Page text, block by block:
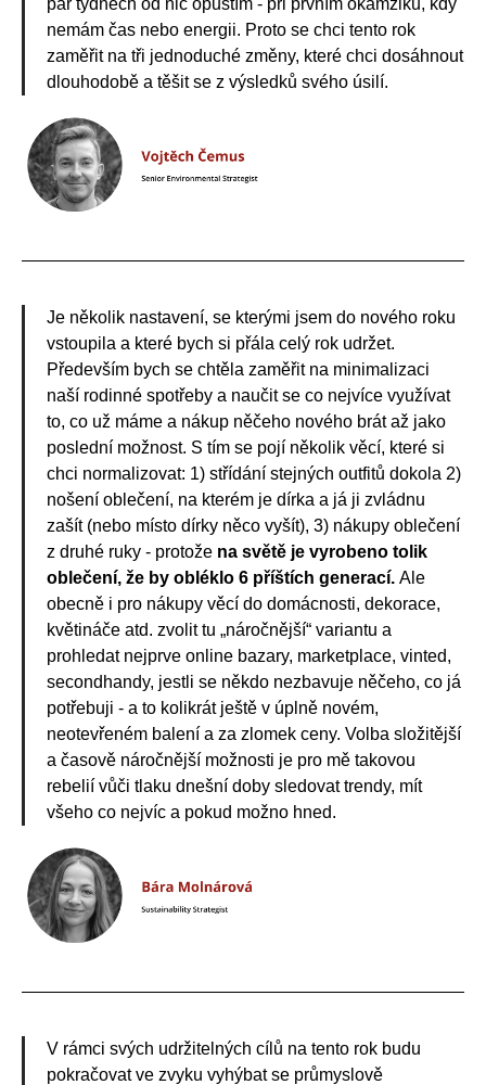
nemám čas nebo energii. Proto se chci tento rok
zaměřit na tři jednoduché změny, které chci dosáhnout
dlouhodobě a těšit se z výsledků svého úsilí.
Je několik nastavení, se kterými jsem do nového roku
vstoupila a které bych si přála celý rok udržet.
Především bych se chtěla zaměřit na minimalizaci
naší rodinné spotřeby a naučit se co nejvíce využívat
to, co už máme a nákup něčeho nového brát až jako
poslední možnost. S tím se pojí několik věcí, které si
chci normalizovat: 1) střídání stejných outfitů dokola 2)
nošení oblečení, na kterém je dírka a já ji zvládnu
zašít (nebo místo dírky něco vyšít), 3) nákupy oblečení
z druhé ruky - protože na světě je vyrobeno tolik
oblečení, že by obléklo 6 příštích generací. Ale
obecně i pro nákupy věcí do domácnosti, dekorace,
květináče atd. zvolit tu „náročnější“ variantu a
prohledat nejprve online bazary, marketplace, vinted,
secondhandy, jestli se někdo nezbavuje něčeho, co já
potřebuji - a to kolikrát ještě v úplně novém,
neotevřeném balení a za zlomek ceny. Volba složitější
a časově náročnější možnosti je pro mě takovou
rebelií vůči tlaku dnešní doby sledovat trendy, mít
všeho co nejvíc a pokud možno hned.
V rámci svých udržitelných cílů na tento rok budu
pokračovat ve zvyku vyhýbat se průmyslově